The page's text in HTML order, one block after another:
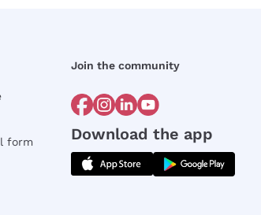
form
Join the community
Download the app